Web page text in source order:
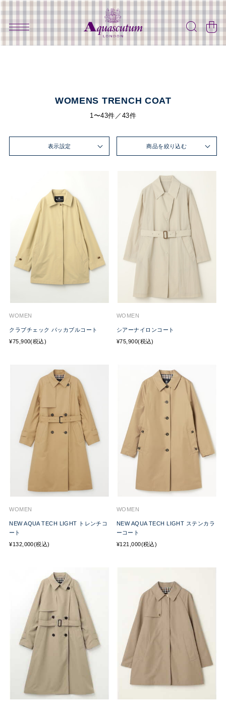
WOMENS TRENCH COAT
1〜43件／43件
表示設定 商品を絞り込む
WOMEN
クラブチェック パッカブルコート
¥75,900(税込)
WOMEN
シアーナイロンコート
¥75,900(税込)
WOMEN
NEW AQUA TECH LIGHT トレンチコ
ート
¥132,000(税込)
WOMEN
NEW AQUA TECH LIGHT ステンカラ
ーコート
¥121,000(税込)